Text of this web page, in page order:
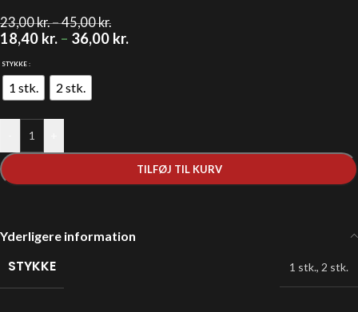
23,00kr.–45,00kr.
18,40 kr. – 36,00 kr.
STYKKE
1 stk. 2 stk.
TILFØJ TIL KURV
Yderligere information
STYKKE 1 stk., 2 stk.